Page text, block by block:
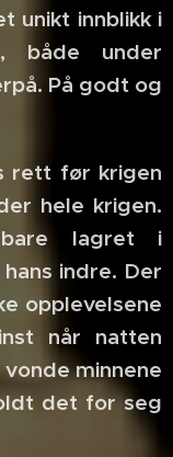
unikt innblikk i
både under
På godt og
rett før krigen
hele krigen.
lagret i
indre. Der
opplevelsene
når natten
minnene
det for seg